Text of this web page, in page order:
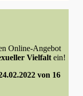
Online-Angebot
Vielfalt ein!
von 16